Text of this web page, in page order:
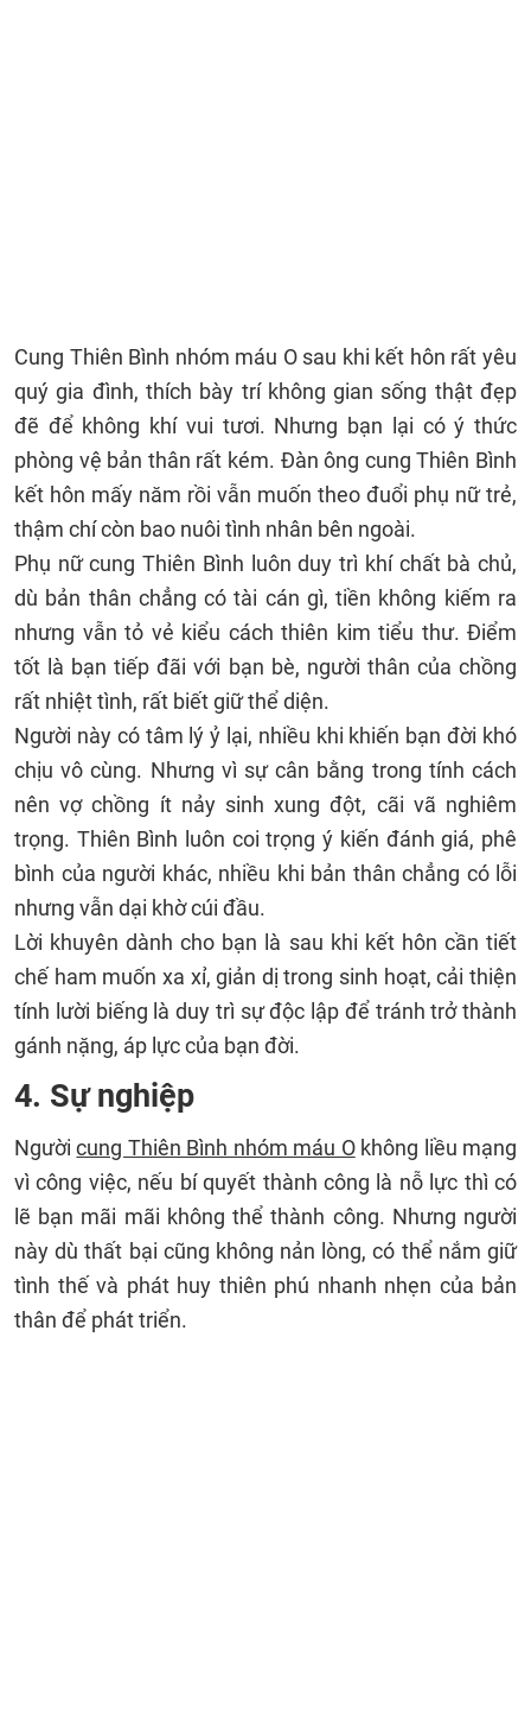
Cung Thiên Bình nhóm máu O sau khi kết hôn rất yêu
quý gia đình, thích bày trí không gian sống thật đẹp
đẽ để không khí vui tươi. Nhưng bạn lại có ý thức
phòng vệ bản thân rất kém. Đàn ông cung Thiên Bình
kết hôn mấy năm rồi vẫn muốn theo đuổi phụ nữ trẻ,
thậm chí còn bao nuôi tình nhân bên ngoài.
Phụ nữ cung Thiên Bình luôn duy trì khí chất bà chủ,
dù bản thân chẳng có tài cán gì, tiền không kiếm ra
nhưng vẫn tỏ vẻ kiểu cách thiên kim tiểu thư. Điểm
tốt là bạn tiếp đãi với bạn bè, người thân của chồng
rất nhiệt tình, rất biết giữ thể diện.
Người này có tâm lý ỷ lại, nhiều khi khiến bạn đời khó
chịu vô cùng. Nhưng vì sự cân bằng trong tính cách
nên vợ chồng ít nảy sinh xung đột, cãi vã nghiêm
trọng. Thiên Bình luôn coi trọng ý kiến đánh giá, phê
bình của người khác, nhiều khi bản thân chẳng có lỗi
nhưng vẫn dại khờ cúi đầu.
Lời khuyên dành cho bạn là sau khi kết hôn cần tiết
chế ham muốn xa xỉ, giản dị trong sinh hoạt, cải thiện
tính lười biếng là duy trì sự độc lập để tránh trở thành
gánh nặng, áp lực của bạn đời.
4. Sự nghiệp
Ngườicung Thiên Bình nhóm máu Okhông liều mạng
vì công việc, nếu bí quyết thành công là nỗ lực thì có
lẽ bạn mãi mãi không thể thành công. Nhưng người
này dù thất bại cũng không nản lòng, có thể nắm giữ
tình thế và phát huy thiên phú nhanh nhẹn của bản
thân để phát triển.